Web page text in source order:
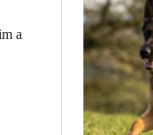
a
como prevenir problemas